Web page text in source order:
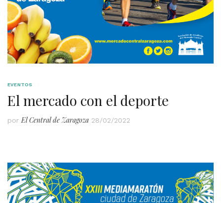
EVENTOS
El mercado con el deporte
por El Central de Zaragoza 28/02/2022